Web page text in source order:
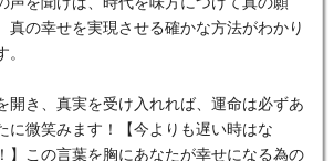
真の幸せを実現させる確かな方法がわかり
。
開き、真実を受け入れれば、運命は必ずあ
に微笑みます！【今よりも遅い時はな
】この言葉を胸にあなたが幸せになる為の